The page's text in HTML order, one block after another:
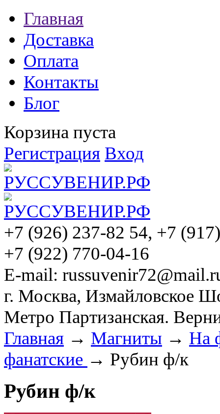
Главная
Доставка
Оплата
Контакты
Блог
Корзина пуста
Регистрация Вход
+7 (926) 237-82 54, +7
+7 (922) 770-04-16
E-mail:
г. Москва, Измайловское
Метро Партизанская.
Главная → Магниты → На
фанатские → Рубин ф/к
Рубин ф/к